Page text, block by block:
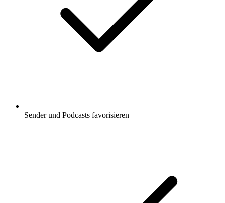
Sender und Podcasts favorisieren